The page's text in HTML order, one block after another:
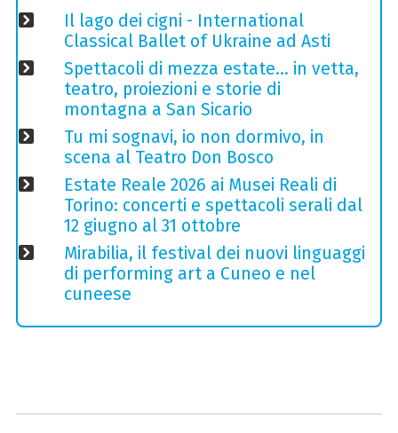
Il lago dei cigni - International
Classical Ballet of Ukraine ad Asti
Spettacoli di mezza estate… in vetta,
teatro, proiezioni e storie di
montagna a San Sicario
Tu mi sognavi, io non dormivo, in
scena al Teatro Don Bosco
Estate Reale 2026 ai Musei Reali di
Torino: concerti e spettacoli serali dal
12 giugno al 31 ottobre
Mirabilia, il festival dei nuovi linguaggi
di performing art a Cuneo e nel
cuneese